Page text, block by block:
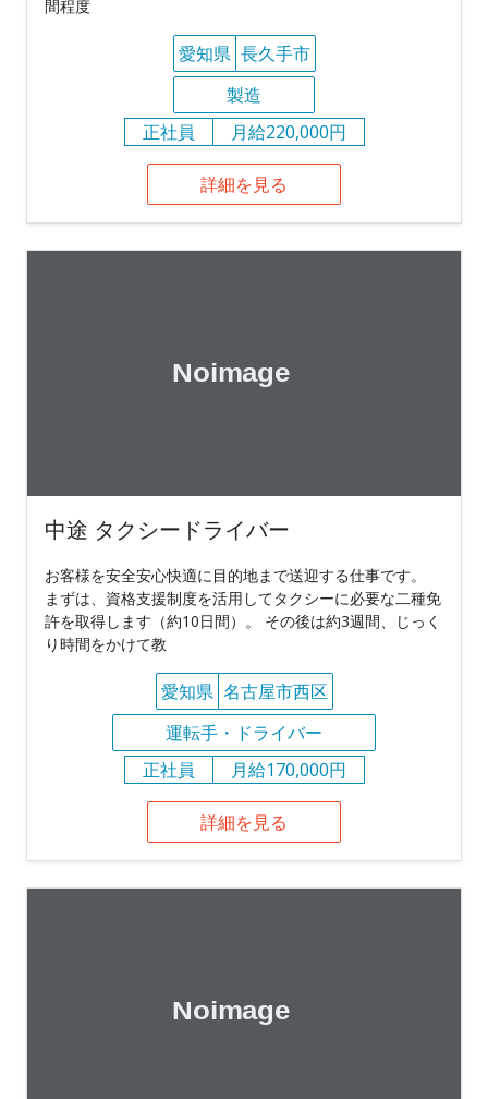
間程度
愛知県 長久手市
製造
正社員
月給220,000円
詳細を見る
中途 タクシードライバー
お客様を安全安心快適に目的地まで送迎する仕事です。
まずは、資格支援制度を活用してタクシーに必要な二種免
許を取得します（約10日間）。 その後は約3週間、じっく
り時間をかけて教
愛知県 名古屋市西区
運転手・ドライバー
正社員
月給170,000円
詳細を見る